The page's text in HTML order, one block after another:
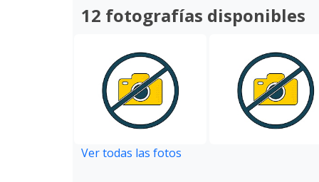
12 fotografías disponibles
Ver todas las fotos